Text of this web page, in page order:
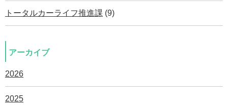
トータルカーライフ推進課 (9)
アーカイブ
2026
2025